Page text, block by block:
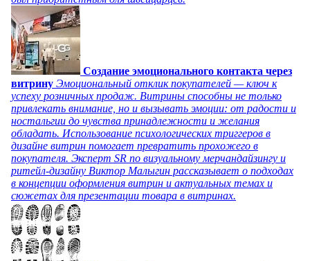
Создание эмоционального контакта через
витрину Эмоциональный отклик покупателей — ключ к
успеху розничных продаж. Витрины способны не только
привлекать внимание, но и вызывать эмоции: от радости и
ностальгии до чувства принадлежности и желания
обладать. Использование психологических триггеров в
дизайне витрин помогает превратить прохожего в
покупателя. Эксперт SR по визуальному мерчандайзингу и
ритейл-дизайну Виктор Малыгин рассказывает о подходах
в концепции оформления витрин и актуальных темах и
сюжетах для презентации товара в витринах.